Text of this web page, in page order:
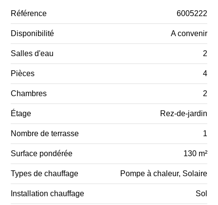
Référence 6005222
Disponibilité A convenir
Salles d'eau 2
Pièces 4
Chambres 2
Étage Rez-de-jardin
Nombre de terrasse 1
Surface pondérée 130 m²
Types de chauffage Pompe à chaleur, Solaire
Installation chauffage Sol